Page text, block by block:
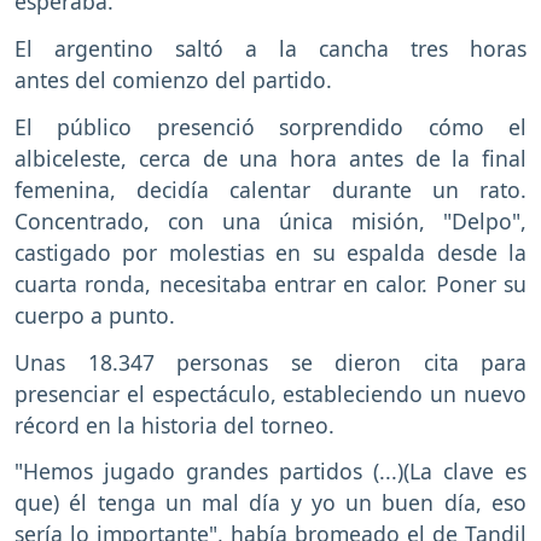
El argentino saltó a la cancha tres horas
antes del comienzo del partido.
El público presenció sorprendido cómo el
albiceleste, cerca de una hora antes de la final
femenina, decidía calentar durante un rato.
Concentrado, con una única misión, "Delpo",
castigado por molestias en su espalda desde la
cuarta ronda, necesitaba entrar en calor. Poner su
cuerpo a punto.
Unas 18.347 personas se dieron cita para
presenciar el espectáculo, estableciendo un nuevo
récord en la historia del torneo.
"Hemos jugado grandes partidos (...)(La clave es
que) él tenga un mal día y yo un buen día, eso
sería lo importante", había bromeado el de Tandil